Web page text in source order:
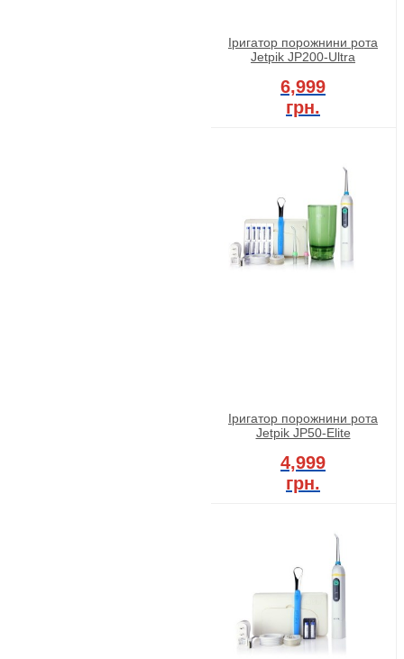
Іригатор порожнини рота
Jetpik JP200-Ultra
6,999
грн.
Іригатор порожнини рота
Jetpik JP50-Elite
4,999
грн.